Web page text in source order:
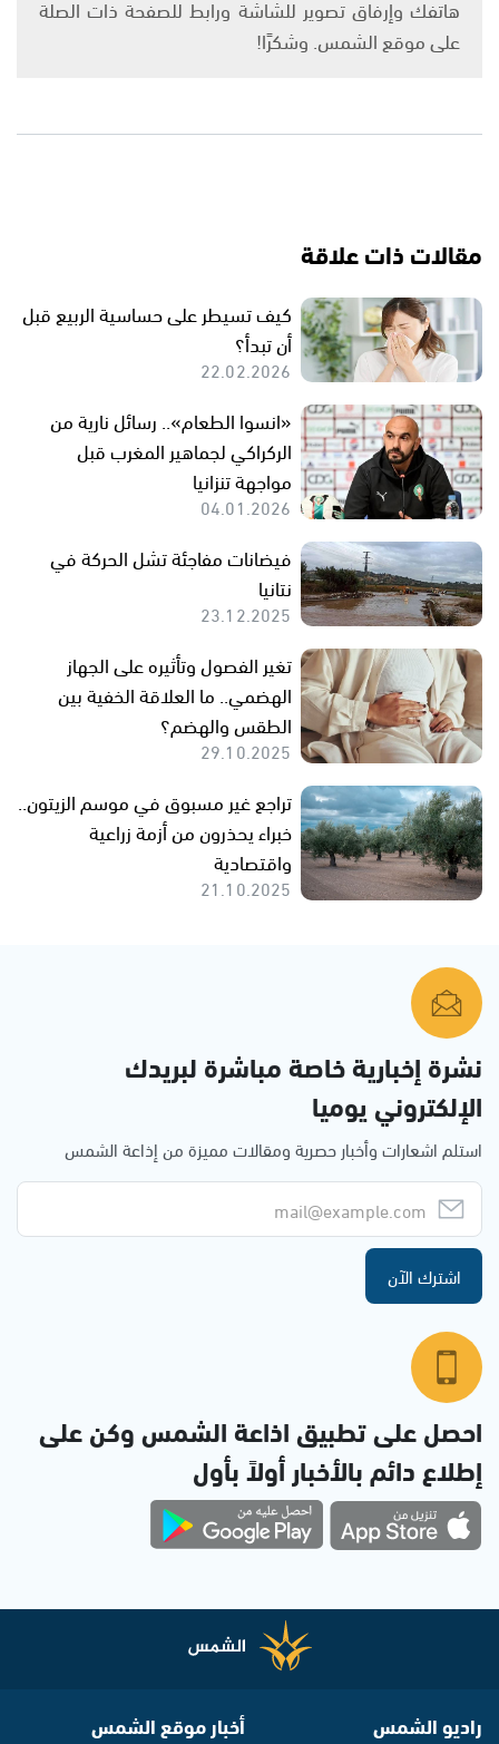
هاتفك وإرفاق تصوير للشاشة ورابط للصفحة ذات الصلة
على موقع الشمس. وشكرًا!
مقالات ذات علاقة
كيف تسيطر على حساسية الربيع قبل
أن تبدأ؟
22.02.2026
«انسوا الطعام».. رسائل نارية من
الركراكي لجماهير المغرب قبل
مواجهة تنزانيا
04.01.2026
فيضانات مفاجئة تشل الحركة في
نتانيا
23.12.2025
تغير الفصول وتأثيره على الجهاز
الهضمي.. ما العلاقة الخفية بين
الطقس والهضم؟
29.10.2025
تراجع غير مسبوق في موسم الزيتون..
خبراء يحذرون من أزمة زراعية
واقتصادية
21.10.2025
نشرة إخبارية خاصة مباشرة لبريدك
الإلكتروني يوميا
استلم اشعارات وأخبار حصرية ومقالات مميزة من إذاعة الشمس
اشترك الآن
احصل على تطبيق اذاعة الشمس وكن على
إطلاع دائم بالأخبار أولاً بأول
راديو الشمس أخبار موقع الشمس